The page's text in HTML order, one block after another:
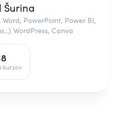
Šurina
PowerPoint, Power BI,
WordPress, Canva
kurzov